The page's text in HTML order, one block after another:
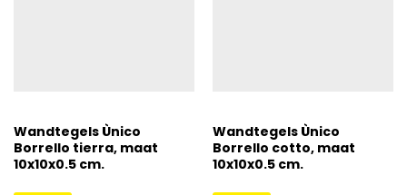
Wandtegels Ùnico
Borrello tierra, maat
10x10x0.5 cm.
Wandtegels Ùnico
Borrello cotto, maat
10x10x0.5 cm.